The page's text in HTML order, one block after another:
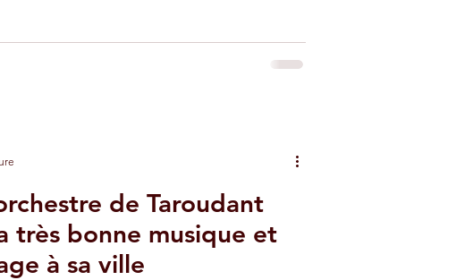
de Taroudant
très bonne musique et
à sa ville